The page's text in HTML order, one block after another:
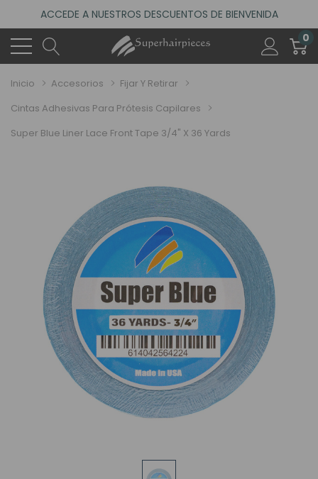
ACCEDE A NUESTROS DESCUENTOS DE BIENVENIDA
4.6
(485 reseñas)
VISITA NUESTRO NUEVO SALÓN EN MADRID
ACCEDE A NUESTROS DESCUENTOS DE BIENVENIDA
0
Inicio Accesorios
Fijar Y Retirar
Cintas Adhesivas Para Prótesis Capilares
Super Blue Liner Lace Front Tape 3/4" X 36 Yards